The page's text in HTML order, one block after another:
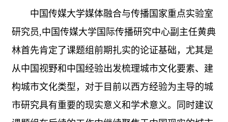
中国传媒大学媒体融合与传播国家重点实验室
研究员,中国传媒大学国际传播研究中心副主任黄典
林首先肯定了课题组前期扎实的论证基础，尤其是
从中国视野和中国经验出发梳理城市文化要素、建
构城市文化类型，对于目前以西方经验为主导的城
市研究具有重要的现实意义和学术意义。同时建议